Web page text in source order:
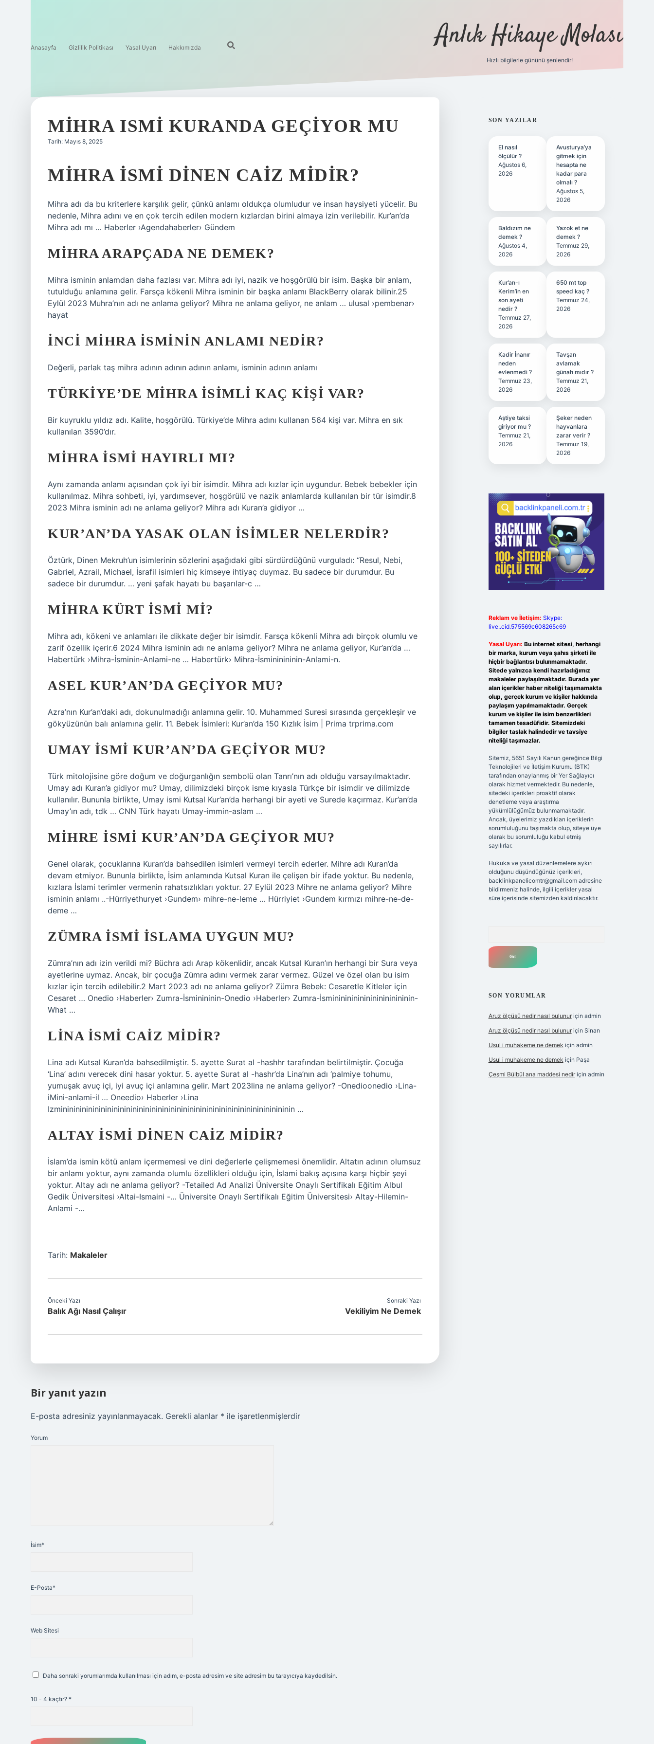
Anasayfa Gizlilik Politikası Yasal Uyarı Hakkımızda Anlık Hikaye Molası
Hızlı bilgilerle gününü şenlendir!
MIHRA ISMI KURANDA GEÇIYOR MU
Tarih: Mayıs 8, 2025
MIHRA ISMI DINEN CAIZ MIDIR?
Mihra adı da bu kriterlere karşılık gelir, çünkü anlamı oldukça olumludur ve insan haysiyeti yücelir. Bu
nedenle, Mihra adını ve en çok tercih edilen modern kızlardan birini almaya izin verilebilir. Kur’an’da
Mihra adı mı … Haberler ›Agendahaberler› Gündem
MIHRA ARAPÇADA NE DEMEK?
Mihra isminin anlamdan daha fazlası var. Mihra adı iyi, nazik ve hoşgörülü bir isim. Başka bir anlam,
tutulduğu anlamına gelir. Farsça kökenli Mihra isminin bir başka anlamı BlackBerry olarak bilinir.25
Eylül 2023 Muhra’nın adı ne anlama geliyor? Mihra ne anlama geliyor, ne anlam … ulusal ›pembenar›
hayat
İNCI MIHRA ISMININ ANLAMI NEDIR?
Değerli, parlak taş mihra adının adının adının anlamı, isminin adının anlamı
TÜRKIYE’DE MIHRA ISIMLI KAÇ KIŞI VAR?
Bir kuyruklu yıldız adı. Kalite, hoşgörülü. Türkiye’de Mihra adını kullanan 564 kişi var. Mihra en sık
kullanılan 3590’dır.
MIHRA ISMI HAYIRLI MI?
Aynı zamanda anlamı açısından çok iyi bir isimdir. Mihra adı kızlar için uygundur. Bebek bebekler için
kullanılmaz. Mihra sohbeti, iyi, yardımsever, hoşgörülü ve nazik anlamlarda kullanılan bir tür isimdir.8
2023 Mihra isminin adı ne anlama geliyor? Mihra adı Kuran’a gidiyor …
KUR’AN’DA YASAK OLAN ISIMLER NELERDIR?
Öztürk, Dinen Mekruh’un isimlerinin sözlerini aşağıdaki gibi sürdürdüğünü vurguladı: “Resul, Nebi,
Gabriel, Azrail, Michael, İsrafil isimleri hiç kimseye ihtiyaç duymaz. Bu sadece bir durumdur. Bu
sadece bir durumdur. … yeni şafak hayatı bu başarılar-c …
MIHRA KÜRT ISMI MI?
Mihra adı, kökeni ve anlamları ile dikkate değer bir isimdir. Farsça kökenli Mihra adı birçok olumlu ve
zarif özellik içerir.6 2024 Mihra isminin adı ne anlama geliyor? Mihra ne anlama geliyor, Kur’an’da …
Habertürk ›Mihra-İsminin-Anlami-ne … Habertürk› Mihra-İsmininininin-Anlami-n.
ASEL KUR’AN’DA GEÇIYOR MU?
Azra’nın Kur’an’daki adı, dokunulmadığı anlamına gelir. 10. Muhammed Suresi sırasında gerçekleşir ve
gökyüzünün balı anlamına gelir. 11. Bebek İsimleri: Kur’an’da 150 Kızlık İsim | Prima trprima.com
UMAY ISMI KUR’AN’DA GEÇIYOR MU?
Türk mitolojisine göre doğum ve doğurganlığın sembolü olan Tanrı’nın adı olduğu varsayılmaktadır.
Umay adı Kuran’a gidiyor mu? Umay, dilimizdeki birçok isme kıyasla Türkçe bir isimdir ve dilimizde
kullanılır. Bununla birlikte, Umay ismi Kutsal Kur’an’da herhangi bir ayeti ve Surede kaçırmaz. Kur’an’da
Umay’ın adı, tdk … CNN Türk hayatı Umay-immin-aslam …
MIHRE ISMI KUR’AN’DA GEÇIYOR MU?
Genel olarak, çocuklarına Kuran’da bahsedilen isimleri vermeyi tercih ederler. Mihre adı Kuran’da
devam etmiyor. Bununla birlikte, İsim anlamında Kutsal Kuran ile çelişen bir ifade yoktur. Bu nedenle,
kızlara İslami terimler vermenin rahatsızlıkları yoktur. 27 Eylül 2023 Mihre ne anlama geliyor? Mihre
isminin anlamı ..-Hürriyethuryet ›Gundem› mihre-ne-leme … Hürriyiet ›Gundem kırmızı mihre-ne-de-
deme …
ZÜMRA ISMI ISLAMA UYGUN MU?
Zümra’nın adı izin verildi mi? Büchra adı Arap kökenlidir, ancak Kutsal Kuran’ın herhangi bir Sura veya
ayetlerine uymaz. Ancak, bir çocuğa Zümra adını vermek zarar vermez. Güzel ve özel olan bu isim
kızlar için tercih edilebilir.2 Mart 2023 adı ne anlama geliyor? Zümra Bebek: Cesaretle Kitleler için
Cesaret … Onedio ›Haberler› Zumra-İsminininin-Onedio ›Haberler› Zumra-İsmininininininininininininin-
What …
LINA ISMI CAIZ MIDIR?
Lina adı Kutsal Kuran’da bahsedilmiştir. 5. ayette Surat al -hashhr tarafından belirtilmiştir. Çocuğa
‘Lina’ adını verecek dini hasar yoktur. 5. ayette Surat al -hashr’da Lina’nın adı ‘palmiye tohumu,
yumuşak avuç içi, iyi avuç içi anlamına gelir. Mart 2023lina ne anlama geliyor? -Onedioonedio ›Lina-
iMini-anlami-il … Oneedio› Haberler ›Lina
Izmininininininininininininininininininininininininininininininininininininin …
ALTAY ISMI DINEN CAIZ MIDIR?
İslam’da ismin kötü anlam içermemesi ve dini değerlerle çelişmemesi önemlidir. Altatın adının olumsuz
bir anlamı yoktur, aynı zamanda olumlu özellikleri olduğu için, İslami bakış açısına karşı hiçbir şeyi
yoktur. Altay adı ne anlama geliyor? -Tetailed Ad Analizi Üniversite Onaylı Sertifikalı Eğitim Albul
Gedik Üniversitesi ›Altai-Ismaini -… Üniversite Onaylı Sertifikalı Eğitim Üniversitesi› Altay-Hilemin-
Anlami -…
Tarih: Makaleler
Önceki Yazı
Balık Ağı Nasıl Çalışır
Sonraki Yazı
Vekiliyim Ne Demek
Bir yanıt yazın
E-posta adresiniz yayınlanmayacak. Gerekli alanlar * ile işaretlenmişlerdir
Yorum
İsim*
E-Posta*
Web Sitesi
Daha sonraki yorumlarımda kullanılması için adım, e-posta adresim ve site adresim bu tarayıcıya kaydedilsin.
10 - 4 kaçtır? *
SIDEBAR
SON YAZILAR
El nasıl
ölçülür ?
Ağustos 6,
2026
Avusturya’ya
gitmek için
hesapta ne
kadar para
olmalı ?
Ağustos 5,
2026
Baldızım ne
demek ?
Ağustos 4,
2026
Yazok et ne
demek ?
Temmuz 29,
2026
Kur’an-ı
Kerim’in en
son ayeti
nedir ?
Temmuz 27,
2026
650 mt top
speed kaç ?
Temmuz 24,
2026
Kadir İnanır
neden
evlenmedi ?
Temmuz 23,
2026
Tavşan
avlamak
günah mıdır ?
Temmuz 21,
2026
Aştiye taksi
giriyor mu ?
Temmuz 21,
2026
Şeker neden
hayvanlara
zarar verir ?
Temmuz 19,
2026
Reklam ve İletişim: Skype:
live:.cid.575569c608265c69
Yasal Uyarı: Bu internet sitesi, herhangi
bir marka, kurum veya şahıs şirketi ile
hiçbir bağlantısı bulunmamaktadır.
Sitede yalnızca kendi hazırladığımız
makaleler paylaşılmaktadır. Burada yer
alan içerikler haber niteliği taşımamakta
olup, gerçek kurum ve kişiler hakkında
paylaşım yapılmamaktadır. Gerçek
kurum ve kişiler ile isim benzerlikleri
tamamen tesadüfidir. Sitemizdeki
bilgiler taslak halindedir ve tavsiye
niteliği taşımazlar.
Sitemiz, 5651 Sayılı Kanun gereğince Bilgi
Teknolojileri ve İletişim Kurumu (BTK)
tarafından onaylanmış bir Yer Sağlayıcı
olarak hizmet vermektedir. Bu nedenle,
sitedeki içerikleri proaktif olarak
denetleme veya araştırma
yükümlülüğümüz bulunmamaktadır.
Ancak, üyelerimiz yazdıkları içeriklerin
sorumluluğunu taşımakta olup, siteye üye
olarak bu sorumluluğu kabul etmiş
sayılırlar.
Hukuka ve yasal düzenlemelere aykırı
olduğunu düşündüğünüz içerikleri,
backlinkpanelicomtr@gmail.comadresine
bildirmeniz halinde, ilgili içerikler yasal
süre içerisinde sitemizden kaldırılacaktır.
SON YORUMLAR
Aruz ölçüsü nedir nasıl bulunuriçin admin
Aruz ölçüsü nedir nasıl bulunuriçin Sinan
Usul i muhakeme ne demek için admin
Usul i muhakeme ne demek için Paşa
Çeşmi Bülbül ana maddesi nediriçin admin